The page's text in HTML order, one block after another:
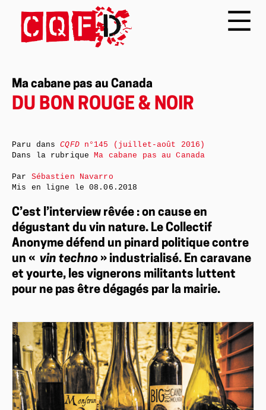
Ma cabane pas au Canada
DU BON ROUGE & NOIR
C’est l’interview rêvée : on cause en
dégustant du vin nature. Le Collectif
Anonyme défend un pinard politique contre
un « vin techno » industrialisé. En caravane
et yourte, les vignerons militants luttent
pour ne pas être dégagés par la mairie.
Paru dansCQFDn°145 (juillet-août 2016)
Dans la rubriqueMa cabane pas au Canada
Par Sébastien Navarro
Mis en ligne le08.06.2018